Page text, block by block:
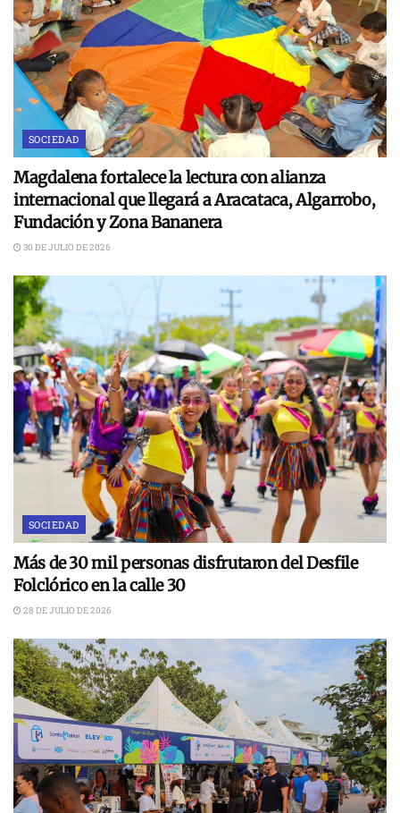
SOCIEDAD
Magdalena fortalece la lectura con alianza
internacional que llegará a Aracataca, Algarrobo,
Fundación y Zona Bananera
30 DE JULIO DE 2026
SOCIEDAD
Más de 30 mil personas disfrutaron del Desfile
Folclórico en la calle 30
28 DE JULIO DE 2026